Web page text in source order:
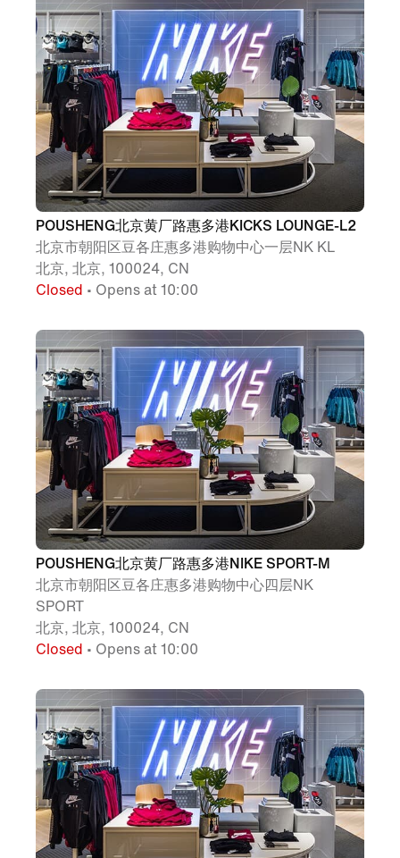
POUSHENG北京黄厂路惠多港KICKS LOUNGE-L2
北京市朝阳区豆各庄惠多港购物中心一层NK KL
北京, 北京, 100024, CN
Closed • Opens at 10:00
POUSHENG北京黄厂路惠多港NIKE SPORT-M
北京市朝阳区豆各庄惠多港购物中心四层NK
SPORT
北京, 北京, 100024, CN
Closed • Opens at 10:00